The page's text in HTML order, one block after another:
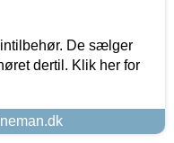
De sælger
dertil. Klik her for